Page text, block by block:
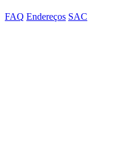
FAQ Endereços SAC